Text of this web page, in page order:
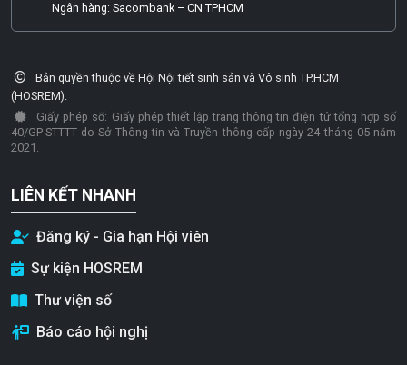
Ngân hàng: Sacombank – CN TPHCM
Bản quyền thuộc về Hội Nội tiết sinh sản và Vô sinh TP.HCM
(HOSREM).
Giấy phép số: Giấy phép thiết lập trang thông tin điện tử tổng hợp số
40/GP-STTTT do Sở Thông tin và Truyền thông cấp ngày 24 tháng 05 năm
2021.
LIÊN KẾT NHANH
Đăng ký - Gia hạn Hội viên
Sự kiện HOSREM
Thư viện số
Báo cáo hội nghị